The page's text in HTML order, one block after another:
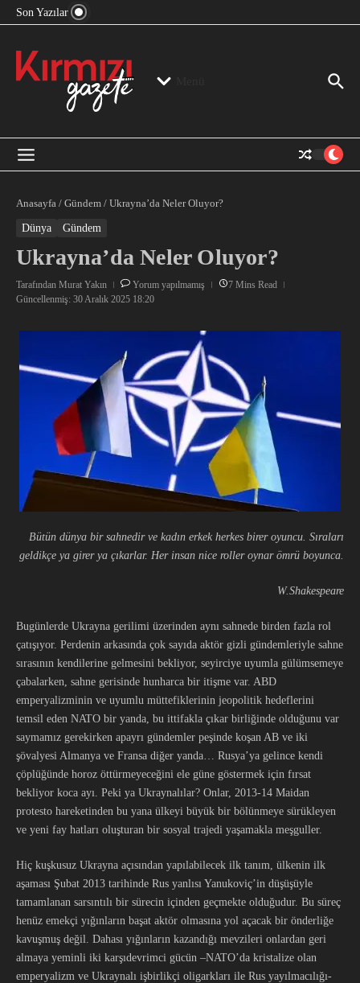
İçeriğe atla
Son Yazılar
“Mutlak Butlan” ve Bir Kez Daha Rejimin “Kendinden
Anasayfa / Gündem / Ukrayna’da Neler Oluyor?
Dünya Gündem
Ukrayna’da Neler Oluyor?
Tarafından Murat Yakın Yorum yapılmamış
7 Mins Read
Güncellenmiş: 30 Aralık 2025 18:20
Bütün dünya bir sahnedir ve kadın erkek herkes birer oyuncu. Sıraları
geldikçe ya girer ya çıkarlar. Her insan nice roller oynar ömrü boyunca.
W.Shakespeare
Bugünlerde Ukrayna gerilimi üzerinden aynı sahnede birden fazla rol
çatışıyor. Perdenin arkasında çok sayıda aktör gizli gündemleriyle sahne
sırasının kendilerine gelmesini bekliyor, seyirciye uyumla gülümsemeye
çabalarken, sahne gerisinde hunharca bir itişme var. ABD
emperyalizminin ve uyumlu müttefiklerinin jeopolitik hedeflerini
temsil eden NATO bir yanda, bu ittifakla çıkar birliğinde olduğunu var
saymamız gerekirken apayrı gündemler peşinde koşan AB ve iki
şövalyesi Almanya ve Fransa diğer yanda… Rusya’ya gelince kendi
çöplüğünde horoz öttürmeyeceğini ele güne göstermek için fırsat
bekliyor koca ayı. Peki ya Ukraynalılar? Onlar, 2013-14 Maidan
protesto hareketinden bu yana ülkeyi büyük bir bölünmeye sürükleyen
ve yeni fay hatları oluşturan bir sosyal trajedi yaşamakla meşguller.
Hiç kuşkusuz Ukrayna açısından yapılabilecek ilk tanım, ülkenin ilk
aşaması Şubat 2013 tarihinde Rus yanlısı Yanukoviç’in düşüşüyle
tamamlanan sarsıntılı bir sürecin içinden geçmekte olduğudur. Bu süreç
henüz emekçi yığınların başat aktör olmasına yol açacak bir önderliğe
kavuşmuş değil. Dahası yığınların kazandığı mevzileri onlardan geri
almaya yeminli iki karşıdevrimci gücün –NATO’da kristalize olan
emperyalizm ve Ukraynalı işbirlikçi oligarkları ile Rus yayılmacılığı-